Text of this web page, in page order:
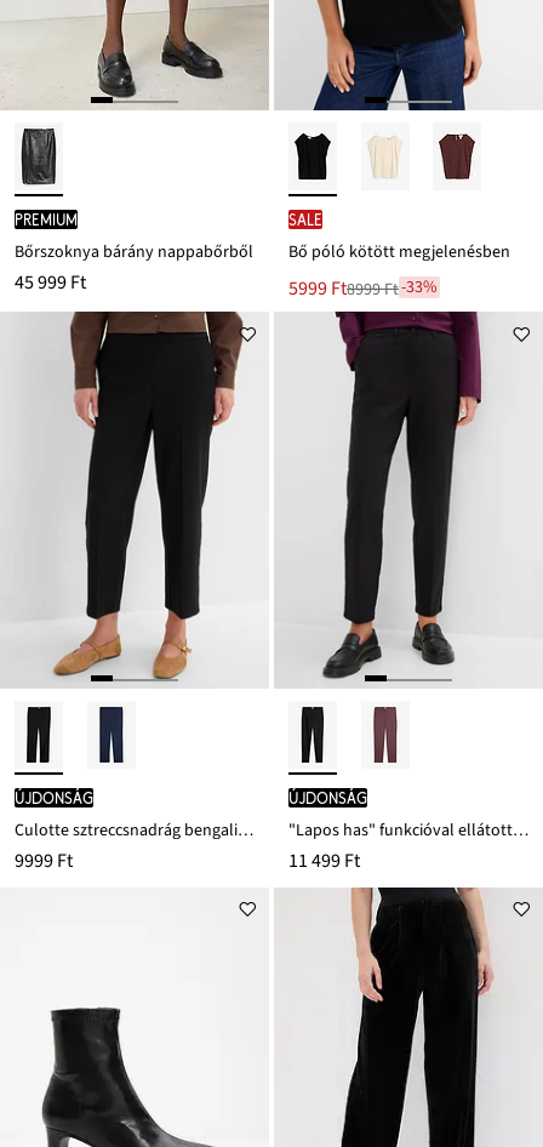
PREMIUM
Bőrszoknya bárány nappabőrből
45 999 Ft
SALE
Bő póló kötött megjelenésben
Új
ár
5999 Ft
Leárazva
8999 Ft
8999 Ft-33%
újdonság
Culotte sztreccsnadrág bengalinból
9999 Ft
újdonság
"Lapos has" funkcióval ellátott sztreccs szivarnadrág bengalinból
11 499 Ft